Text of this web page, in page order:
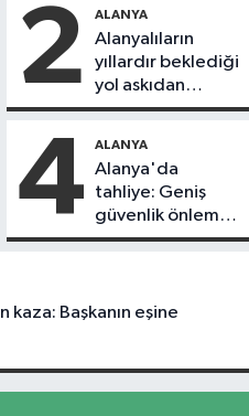
2 ALANYA
Alanyalıların
yıllardır beklediği
yol askıdan
döndü
4 ALANYA
Alanya'da
tahliye: Geniş
güvenlik önlemi
alındı
Başkanın eşine